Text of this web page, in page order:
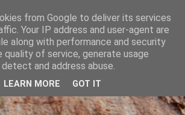
from Google to deliver its services
Your IP address and user-agent are
along with performance and security
quality of service, generate usage
and address abuse.
LEARN MORE GOT IT